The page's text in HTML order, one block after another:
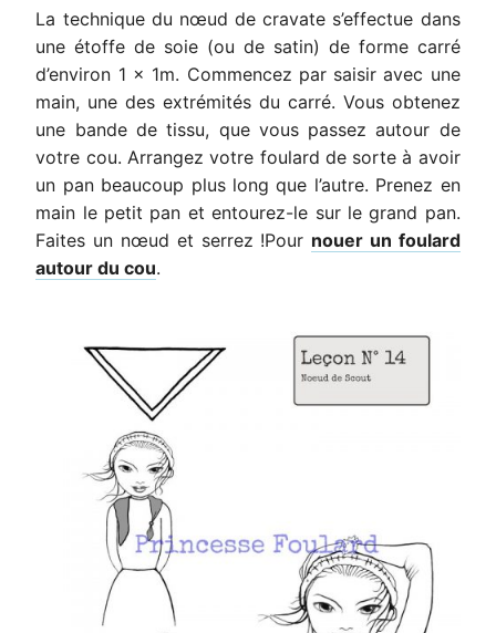
La technique du nœud de cravate s’effectue dans
une étoffe de soie (ou de satin) de forme carré
d’environ 1 x 1m. Commencez par saisir avec une
main, une des extrémités du carré. Vous obtenez
une bande de tissu, que vous passez autour de
votre cou. Arrangez votre foulard de sorte à avoir
un pan beaucoup plus long que l’autre. Prenez en
main le petit pan et entourez-le sur le grand pan.
Faites un nœud et serrez !Pour nouer un foulard
autour du cou.